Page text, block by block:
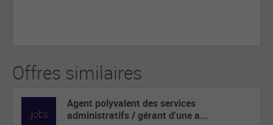
Offres similaires
Agent polyvalent des services
administratifs / gérant d'une a...